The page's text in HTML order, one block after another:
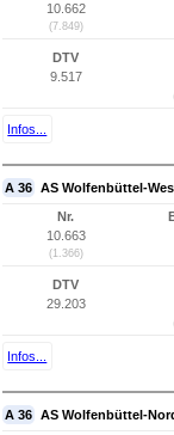
10.662
(7.849)
DTV
9.517
Infos...
A 36 AS Wolfenbüttel-
Nr.
10.663
(1.366)
DTV
29.203
Infos...
A 36 AS Wolfenbüttel-